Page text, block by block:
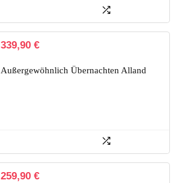
339,90 €
Außergewöhnlich Übernachten Alland
259,90 €